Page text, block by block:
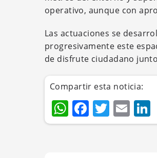
operativo, aunque con
Las actuaciones se
progresivamente este
de disfrute ciudadano
Compartir esta noticia:
WhatsApp
Facebook
Twitter